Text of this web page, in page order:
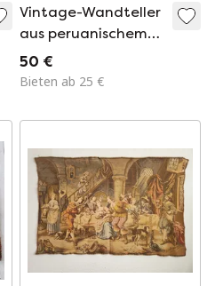
Vintage-Wandteller
aus peruanischem
Kupfer und Messing
– 29 cm „El Tumi“,
Dekor
50 €
Bieten ab 25 €